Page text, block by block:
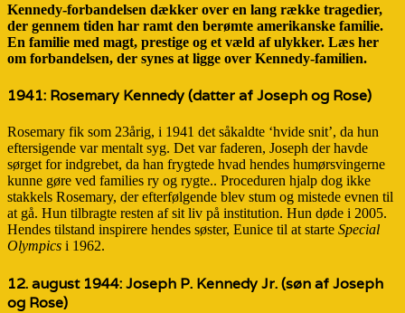
Kennedy-forbandelsen dækker over en lang række tragedier,
der gennem tiden har ramt den berømte amerikanske familie.
En familie med magt, prestige og et væld af ulykker. Læs her
om forbandelsen, der synes at ligge over Kennedy-familien.
1941: Rosemary Kennedy(datter af Joseph og Rose)
Rosemary fik som 23årig, i 1941 det såkaldte ‘hvide snit’, da hun
eftersigende var mentalt syg. Det var faderen, Joseph der havde
sørget for indgrebet, da han frygtede hvad hendes humørsvingerne
kunne gøre ved families ry og rygte.. Proceduren hjalp dog ikke
stakkels Rosemary, der efterfølgende blev stum og mistede evnen til
at gå. Hun tilbragte resten af sit liv på institution. Hun døde i 2005.
Hendes tilstand inspirere hendes søster, Eunice til at starte Special
Olympics i 1962.
12. august 1944:Joseph P. Kennedy Jr.(søn af Joseph
og Rose)